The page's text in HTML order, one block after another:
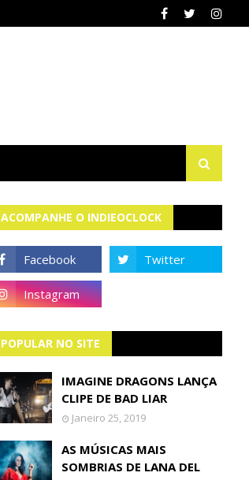
ACOMPANHE O INDIEOCLOCK
POPULAR NO SITE
IMAGINE DRAGONS LANÇA
CLIPE DE BAD LIAR
Janeiro 25, 2019
AS MÚSICAS MAIS
SOMBRIAS DE LANA DEL